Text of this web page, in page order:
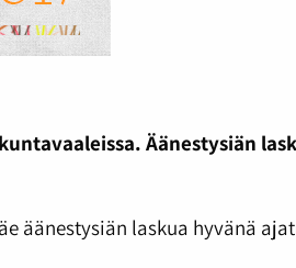
Äänestysiän
äänestysiän laskua hyvänä